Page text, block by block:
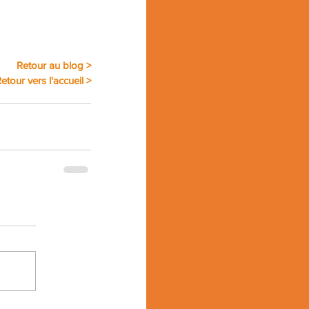
Retour au blog >
vers l'accueil >